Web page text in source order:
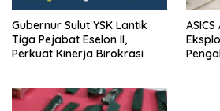
Gubernur Sulut YSK Lantik
Tiga Pejabat Eselon II,
Perkuat Kinerja Birokrasi